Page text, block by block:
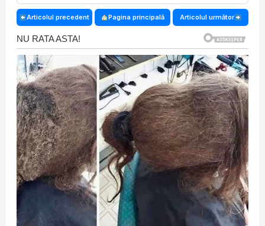
Articolul precedent Pagina principală Articolul următor